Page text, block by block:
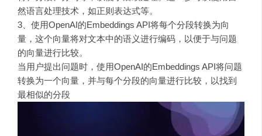
然语言处理技术 ，如正则表达式等。
3、使用OpenAI的Embeddings API将每个分段转换为向
量，这个向量将对文本中的语义进行编码，以便于与问题
的向量进行比较。
当用户提出问题时，使用OpenAI的Embeddings API将问题
转换为一个向量，并与每个分段的向量进行比较，以找到
最相似的分段